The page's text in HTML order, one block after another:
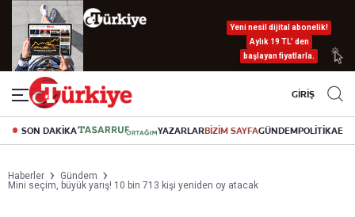
Yeni nesil dijital abonelik!
Aylık 19 TL’ den
başlayan fiyatlarla.
GİRİŞ
SON DAKİKA YAZARLARBİZİM SAYFAGÜNDEMPOLİTİKA
Haberler
Gündem
Mini seçim, büyük yarış! 10 bin 713 kişi yeniden oy atacak